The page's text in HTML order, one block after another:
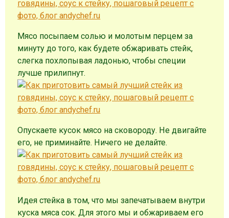
Мясо посыпаем солью и молотым перцем за
минуту до того, как будете обжаривать стейк,
слегка похлопывая ладонью, чтобы специи
лучше прилипнут.
Опускаете кусок мясо на сковороду. Не двигайте
его, не приминайте. Ничего не делайте.
Идея стейка в том, что мы запечатываем внутри
куска мяса сок. Для этого мы и обжариваем его